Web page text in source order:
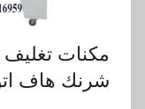
مكنات تغليف
شرنك هاف